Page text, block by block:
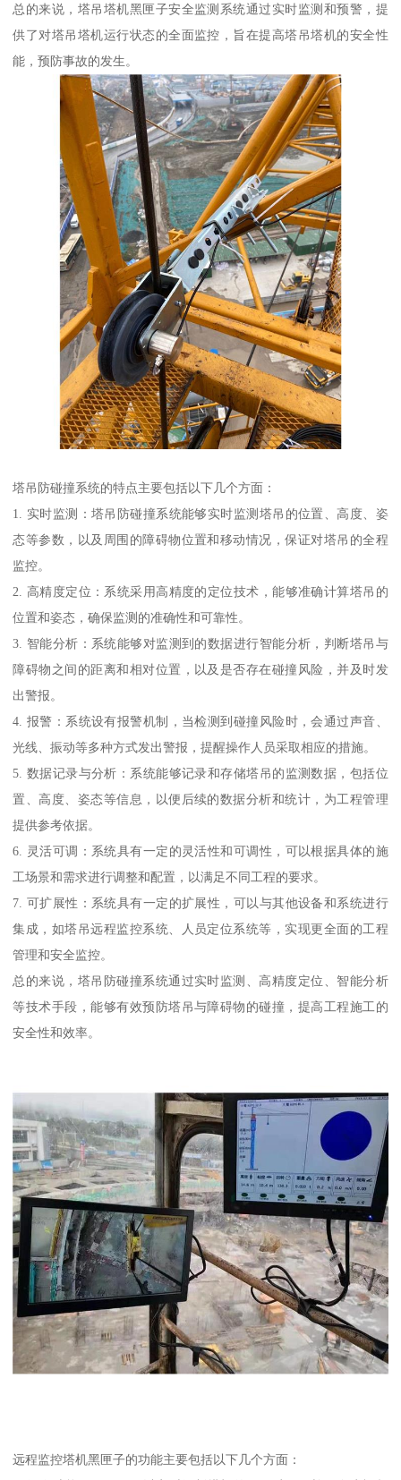
总的来说，塔吊塔机黑匣子安全监测系统通过实时监测和预警，提
供了对塔吊塔机运行状态的全面监控，旨在提高塔吊塔机的安全性
能，预防事故的发生。
塔吊防碰撞系统的特点主要包括以下几个方面：
1. 实时监测：塔吊防碰撞系统能够实时监测塔吊的位置、高度、姿
态等参数，以及周围的障碍物位置和移动情况，保证对塔吊的全程
监控。
2. 高精度定位：系统采用高精度的定位技术，能够准确计算塔吊的
位置和姿态，确保监测的准确性和可靠性。
3. 智能分析：系统能够对监测到的数据进行智能分析，判断塔吊与
障碍物之间的距离和相对位置，以及是否存在碰撞风险，并及时发
出警报。
4. 报警：系统设有报警机制，当检测到碰撞风险时，会通过声音、
光线、振动等多种方式发出警报，提醒操作人员采取相应的措施。
5. 数据记录与分析：系统能够记录和存储塔吊的监测数据，包括位
置、高度、姿态等信息，以便后续的数据分析和统计，为工程管理
提供参考依据。
6. 灵活可调：系统具有一定的灵活性和可调性，可以根据具体的施
工场景和需求进行调整和配置，以满足不同工程的要求。
7. 可扩展性：系统具有一定的扩展性，可以与其他设备和系统进行
集成，如塔吊远程监控系统、人员定位系统等，实现更全面的工程
管理和安全监控。
总的来说，塔吊防碰撞系统通过实时监测、高精度定位、智能分析
等技术手段，能够有效预防塔吊与障碍物的碰撞，提高工程施工的
安全性和效率。
远程监控塔机黑匣子的功能主要包括以下几个方面：